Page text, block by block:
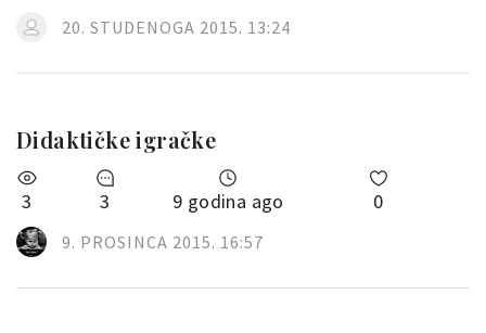
20. STUDENOGA 2015. 13:24
Didaktičke igračke
3 3 9 godina ago 0
9. PROSINCA 2015. 16:57